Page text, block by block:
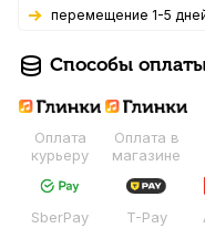
Перемещение 1-5
Способы
Оплата
курьеру
Оплата в
магазине
SberPay T-Pay